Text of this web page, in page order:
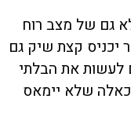
גם של מצב רוח
יכניס קצת שיק גם
לעשות את הבלתי
כאלה שלא יימאס